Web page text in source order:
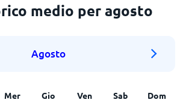
medio per agosto
Agosto
Mer Gio Ven Sab Dom